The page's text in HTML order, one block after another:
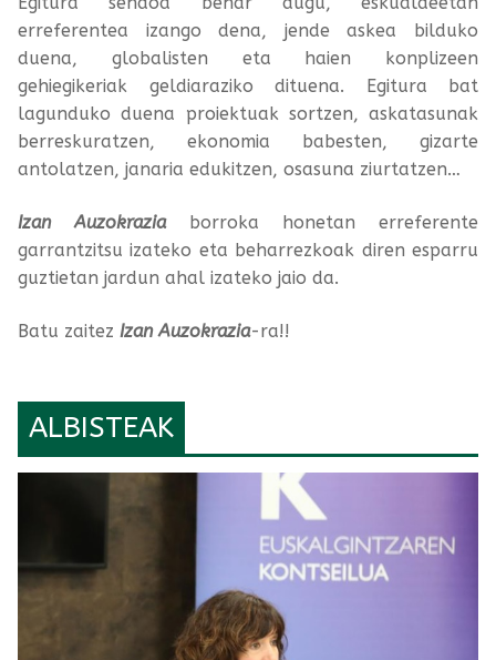
erreferentea izango dena, jende askea bilduko
duena, globalisten eta haien konplizeen
gehiegikeriak geldiaraziko dituena. Egitura bat
lagunduko duena proiektuak sortzen, askatasunak
berreskuratzen, ekonomia babesten, gizarte
antolatzen, janaria edukitzen, osasuna ziurtatzen…
Izan Auzokraziaborroka honetan erreferente
garrantzitsu izateko eta beharrezkoak diren esparru
guztietan jardun ahal izateko jaio da.
Batu zaitez Izan Auzokrazia-ra!!
ALBISTEAK